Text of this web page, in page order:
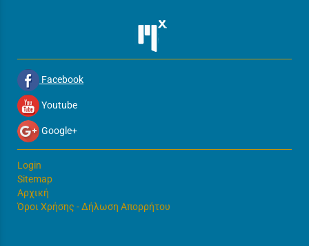
Facebook
Youtube
Google+
Login
Sitemap
Αρχική
Όροι Χρήσης - Δήλωση Απορρήτου